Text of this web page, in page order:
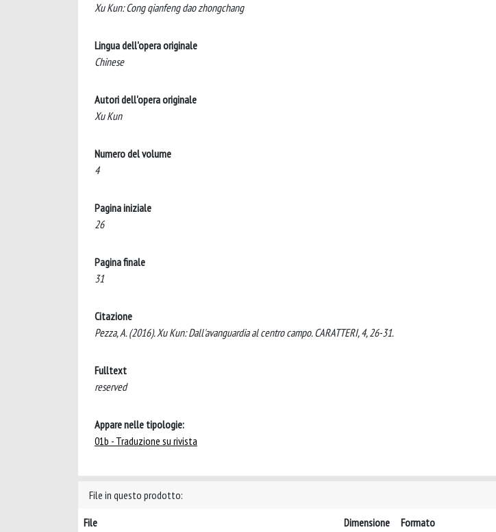
Xu Kun: Cong qianfeng dao zhongchang
Lingua dell'opera originale
Chinese
Autori dell'opera originale
Xu Kun
Numero del volume
4
Pagina iniziale
26
Pagina finale
31
Citazione
Pezza, A. (2016). Xu Kun: Dall'avanguardia al centro campo. CARATTERI, 4, 26-31.
Fulltext
reserved
Appare nelle tipologie:
01b - Traduzione su rivista
File in questo prodotto:
File
Dimensione Formato